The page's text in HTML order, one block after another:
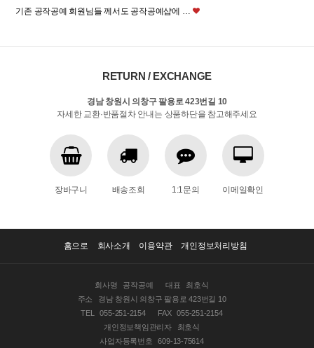
기존 공작공예 회원님들 께서도 공작공예샵에 …
RETURN / EXCHANGE
경남 창원시 의창구 팔용로 423번길 10
자세한 교환·반품절차 안내는 상품하단을 참고해주세요
장바구니 배송조회 1:1문의 이메일확인
홈으로 회사소개 이용약관 개인정보처리방침
회사명 공작공예 대표
최호식
주소
경남 창원시 의창구 팔용로 423번길 10
TEL
055-251-2154 FAX
055-251-2154
개인정보책임관리자
최호식
사업자등록번호
609-13-75614